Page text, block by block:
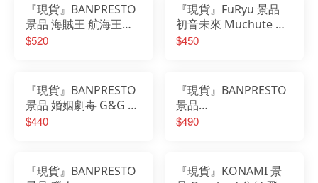
『現貨』BANPRESTO
景品 海賊王 航海王
THEORAMA SOUL 羅
$520
『現貨』FuRyu 景品
初音未來 Muchute 公
仔 塗鴉女孩 Another
$450
『現貨』BANPRESTO
景品 婚姻劇毒 G&G 城
崎芽衣
$440
『現貨』BANPRESTO
景品
HUNTER×HUNTER 獵
$490
『現貨』BANPRESTO
『現貨』KONAMI 景